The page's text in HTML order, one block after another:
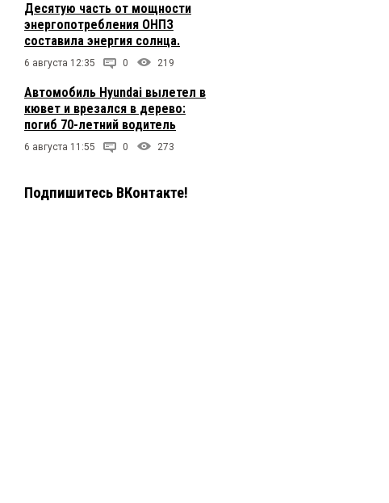
Десятую часть от мощности
энергопотребления ОНПЗ
составила энергия солнца.
6 августа 12:35 0 219
Автомобиль Hyundai вылетел в
кювет и врезался в дерево:
погиб 70-летний водитель
6 августа 11:55 0 273
Подпишитесь ВКонтакте!